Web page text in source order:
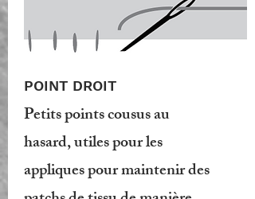
POINT DROIT
Petits points cousus au
hasard, utiles pour les
appliques pour maintenir des